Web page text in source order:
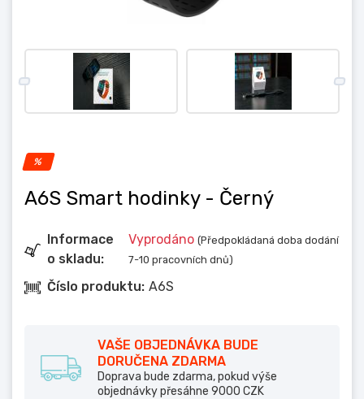
%
A6S Smart hodinky - Černý
Informace
o skladu:
Vyprodáno (Předpokládaná doba dodání
7-10 pracovních dnů)
Číslo produktu: A6S
VAŠE OBJEDNÁVKA BUDE
DORUČENA ZDARMA
Doprava bude zdarma, pokud výše
objednávky přesáhne 9000 CZK